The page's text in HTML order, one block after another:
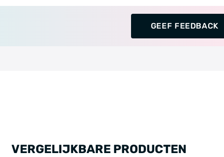
GEEF FEEDBACK
VERGELIJKBARE PRODUCTEN